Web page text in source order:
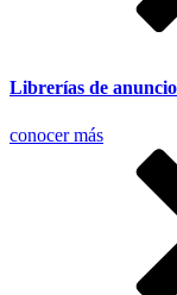
Librerías de
conocer más